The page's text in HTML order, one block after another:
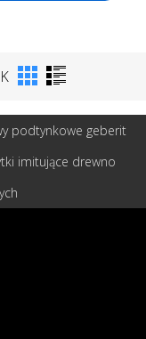
podtynkowe geberit
imitujące drewno